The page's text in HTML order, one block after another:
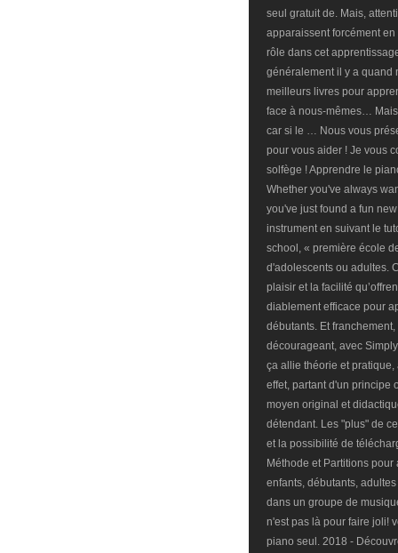
seul gratuit de. Mais,
apparaissent forcément
rôle dans cet
généralement il y a quand
meilleurs livres pour
face à nous-mêmes…
car si le … Nous vous
pour vous aider ! Je vous
solfège ! Apprendre le
Whether you've always
you've just found a fun
instrument en suivant le
school, « première école
d'adolescents ou adultes.
plaisir et la facilité
diablement efficace pour
débutants. Et
décourageant, avec
ça allie théorie et
effet, partant d'un principe
moyen original et
détendant. Les "plus" de
et la possibilité de
Méthode et Partitions
enfants, débutants,
dans un groupe de
n'est pas là pour faire joli!
piano seul. 2018 -